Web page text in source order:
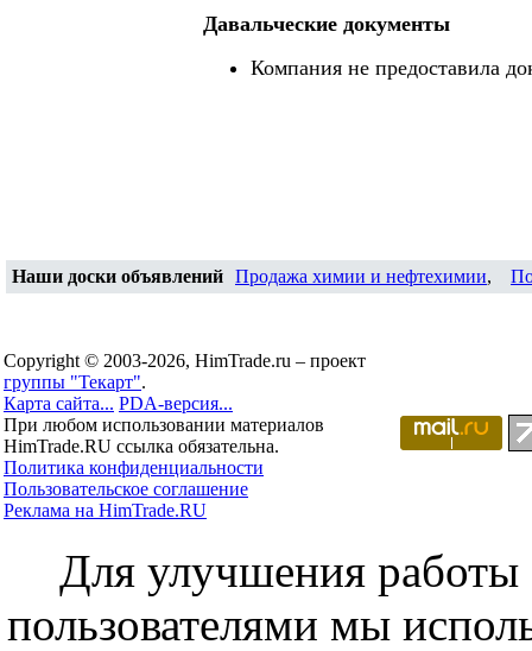
Давальческие документы
Компания не предоставила
Наши доски объявлений Продажа химии и нефтехимии,
Copyright © 2003-2026, HimTrade.ru – проект
группы "Текарт".
Карта сайта... PDA-версия...
При любом использовании материалов
HimTrade.RU ссылка обязательна.
Политика конфиденциальности
Пользовательское соглашение
Реклама на HimTrade.RU
Для улучшения работы
пользователями мы